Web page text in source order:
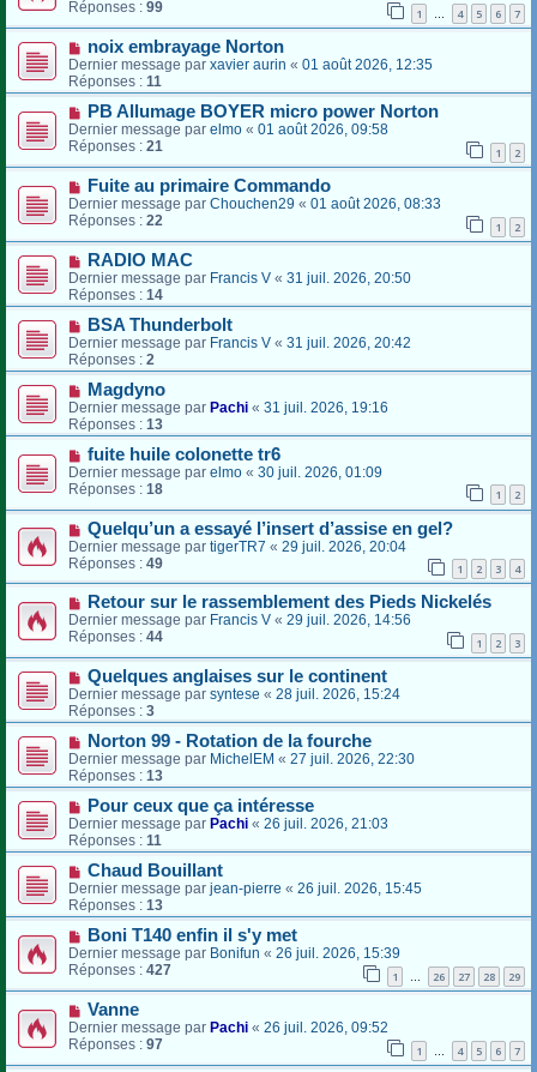
Réponses : 99 1 … 4 5 6 7
noix embrayage Norton
Dernier message par xavier aurin « 01 août 2026, 12:35
Réponses : 11
PB Allumage BOYER micro power Norton
Dernier message par elmo « 01 août 2026, 09:58
Réponses : 21 1 2
Fuite au primaire Commando
Dernier message par Chouchen29 « 01 août 2026, 08:33
Réponses : 22 1 2
RADIO MAC
Dernier message par Francis V « 31 juil. 2026, 20:50
Réponses : 14
BSA Thunderbolt
Dernier message par Francis V « 31 juil. 2026, 20:42
Réponses : 2
Magdyno
Dernier message par Pachi « 31 juil. 2026, 19:16
Réponses : 13
fuite huile colonette tr6
Dernier message par elmo « 30 juil. 2026, 01:09
Réponses : 18 1 2
Quelqu’un a essayé l’insert d’assise en gel?
Dernier message par tigerTR7 « 29 juil. 2026, 20:04
Réponses : 49 1 2 3 4
Retour sur le rassemblement des Pieds Nickelés
Dernier message par Francis V « 29 juil. 2026, 14:56
Réponses : 44 1 2 3
Quelques anglaises sur le continent
Dernier message par syntese « 28 juil. 2026, 15:24
Réponses : 3
Norton 99 - Rotation de la fourche
Dernier message par MichelEM « 27 juil. 2026, 22:30
Réponses : 13
Pour ceux que ça intéresse
Dernier message par Pachi « 26 juil. 2026, 21:03
Réponses : 11
Chaud Bouillant
Dernier message par jean-pierre « 26 juil. 2026, 15:45
Réponses : 13
Boni T140 enfin il s'y met
Dernier message par Bonifun « 26 juil. 2026, 15:39
Réponses : 427 1 26 27 28 29
Vanne
Dernier message par Pachi « 26 juil. 2026, 09:52
Réponses : 97 1 4 5 6 7